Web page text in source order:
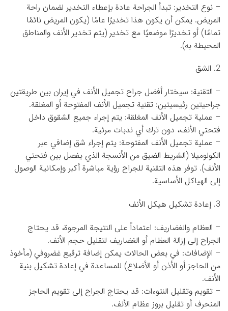
– نوع التخدير: تبدأ الجراحة عادة بإعطاء التخدير لضمان راحة
المريض. يمكن أن يكون هذا تخديرًا عامًا (يكون المريض نائمًا
تمامًا) أو تخديرًا موضعيًا مع تخدير (يتم تخدير الأنف والمناطق
المحيطة به).
2. الشق
– التقنية: سيختار أفضل جراح تجميل الأنف في إيران بين طريقتين
جراحيتين رئيسيتين: تقنية تجميل الأنف المفتوحة أو المغلقة.
– عملية تجميل الأنف المغلقة: يتم إجراء جميع الشقوق داخل
فتحتي الأنف، دون ترك أي ندبات مرئية.
– عملية تجميل الأنف المفتوحة: يتم إجراء شق إضافي عبر
الكولوميلا (الشريط الضيق من الأنسجة الذي يفصل بين فتحتي
الأنف). توفر هذه التقنية للجراح رؤية مباشرة أكبر وإمكانية الوصول
إلى الهياكل الأساسية.
3. إعادة تشكيل هيكل الأنف
– العظام والغضاريف: اعتماداً على النتيجة المرجوة، قد يحتاج
الجراح إلى إزالة العظام أو الغضاريف لتقليل حجم الأنف.
– الإضافات: في بعض الحالات يمكن إضافة ترقيع غضروفي (مأخوذ
من الحاجز أو الأذن أو الأضلاع) للمساعدة في إعادة تشكيل بنية
الأنف.
– تقويم وتقليل النتوءات: قد يحتاج الجراح إلى تقويم الحاجز
المنحرف أو تقليل بروز عظام الأنف.